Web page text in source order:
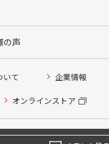
の声
いて 企業情報
オンラインストア